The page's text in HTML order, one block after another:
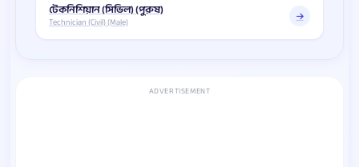
টেকনিশিয়ান (সিভিল) (পুরুষ)
Technician (Civil) (Male)
ADVERTISEMENT